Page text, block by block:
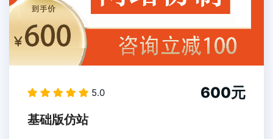
5.0 600元
基础版仿站